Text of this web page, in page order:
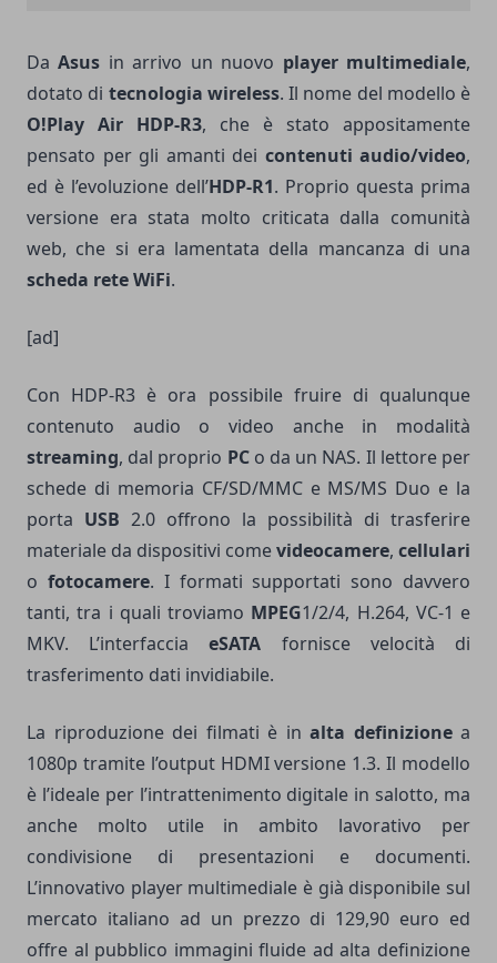
DaAsus in arrivo un nuovo player multimediale,
dotato di tecnologia wireless. Il nome del modello è
O!Play Air HDP-R3, che è stato appositamente
pensato per gli amanti dei contenuti audio/video,
ed è l’evoluzione dell’HDP-R1. Proprio questa prima
versione era stata molto criticata dalla comunità
web, che si era lamentata della mancanza di una
scheda rete WiFi.
[ad]
Con HDP-R3 è ora possibile fruire di qualunque
contenuto audio o video anche in modalità
streaming, dal proprio PCo da un NAS. Il lettore per
schede di memoria CF/SD/MMC e MS/MS Duo e la
porta USB 2.0 offrono la possibilità di trasferire
materiale da dispositivi comevideocamere, cellulari
o fotocamere. I formati supportati sono davvero
tanti, tra i quali troviamo MPEG1/2/4, H.264, VC-1 e
MKV. L’interfacciaeSATA fornisce velocità di
trasferimento dati invidiabile.
La riproduzione dei filmati è in alta definizionea
1080p tramite l’output HDMI versione 1.3. Il modello
è l’ideale per l’intrattenimento digitale in salotto, ma
anche molto utile in ambito lavorativo per
condivisione di presentazioni e documenti.
L’innovativo player multimediale è già disponibile sul
mercato italiano ad un prezzo di 129,90 euro ed
offre al pubblico immagini fluide ad alta definizione